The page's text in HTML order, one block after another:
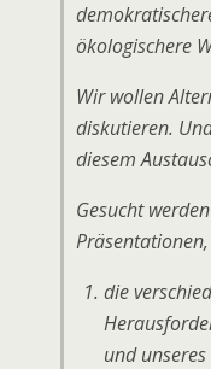
ökologischere
Wir wollen
diskutieren.
diesem
Gesucht
die
und